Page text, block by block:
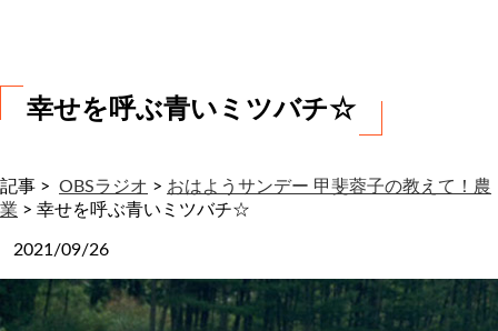
幸せを呼ぶ青いミツバチ☆
記事 > OBSラジオ > おはようサンデー 甲斐蓉子の教えて！農
業 > 幸せを呼ぶ青いミツバチ☆
2021/09/26